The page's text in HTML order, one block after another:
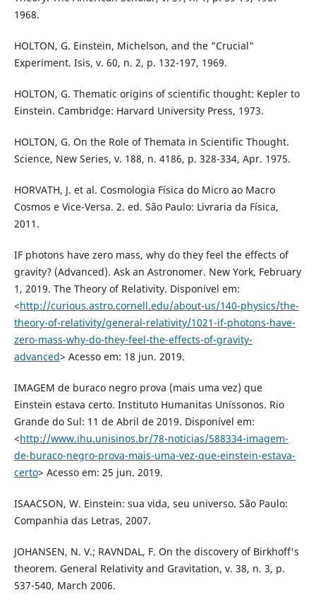
1968.
HOLTON, G. Einstein, Michelson, and the "Crucial"
Experiment. Isis, v. 60, n. 2, p. 132-197, 1969.
HOLTON, G. Thematic origins of scientific thought: Kepler to
Einstein. Cambridge: Harvard University Press, 1973.
HOLTON, G. On the Role of Themata in Scientific Thought.
Science, New Series, v. 188, n. 4186, p. 328-334, Apr. 1975.
HORVATH, J. et al. Cosmologia Física do Micro ao Macro
Cosmos e Vice-Versa. 2. ed. São Paulo: Livraria da Física,
2011.
IF photons have zero mass, why do they feel the effects of
gravity? (Advanced). Ask an Astronomer. New York, February
1, 2019. The Theory of Relativity. Disponível em:
<http://curious.astro.cornell.edu/about-us/140-physics/the-
theory-of-relativity/general-relativity/1021-if-photons-have-
zero-mass-why-do-they-feel-the-effects-of-gravity-
advanced> Acesso em: 18 jun. 2019.
IMAGEM de buraco negro prova (mais uma vez) que
Einstein estava certo. Instituto Humanitas Uníssonos. Rio
Grande do Sul: 11 de Abril de 2019. Disponível em:
<http://www.ihu.unisinos.br/78-noticias/588334-imagem-
de-buraco-negro-prova-mais-uma-vez-que-einstein-estava-
certo> Acesso em: 25 jun. 2019.
ISAACSON, W. Einstein: sua vida, seu universo. São Paulo:
Companhia das Letras, 2007.
JOHANSEN, N. V.; RAVNDAL, F. On the discovery of Birkhoff's
theorem. General Relativity and Gravitation, v. 38, n. 3, p.
537-540, March 2006.